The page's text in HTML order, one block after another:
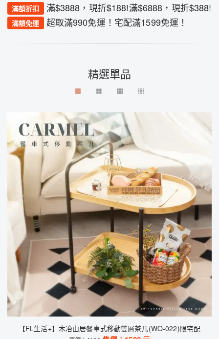
滿額折扣 滿$3888，現折$188!滿$6888，現折$388!
滿額免運 超取滿990免運！宅配滿1599免運！
精選單品
【FL生活+】木冶山居餐車式移動雙層茶几(WO-022)限宅配